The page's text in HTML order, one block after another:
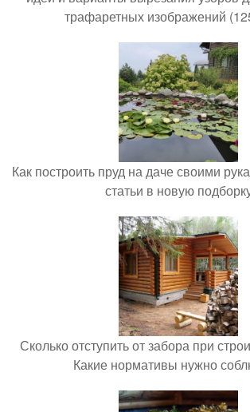
трафаретных изображений
Как построить пруд на даче своими
статьи в новую
Сколько отступить от забора при
Какие нормативы нужно